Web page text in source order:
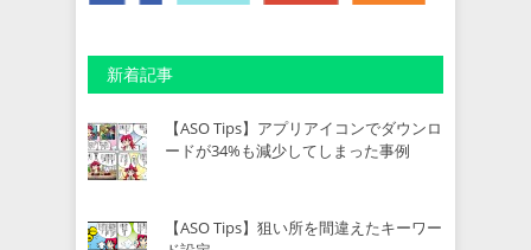
新着記事
【ASO Tips】アプリアイコンでダウンロ
ードが34%も減少してしまった事例
【ASO Tips】狙い所を間違えたキーワー